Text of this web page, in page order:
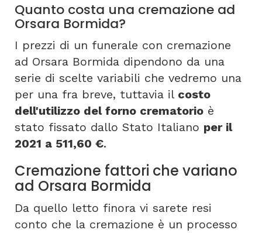
Quanto costa una cremazione ad
Orsara Bormida?
I prezzi di un funerale con cremazione
ad Orsara Bormida dipendono da una
serie di scelte variabili che vedremo una
per una fra breve, tuttavia il costo
dell'utilizzo del forno crematorio è
stato fissato dallo Stato Italiano per il
2021 a 511,60 €.
Cremazione fattori che variano
ad Orsara Bormida
Da quello letto finora vi sarete resi
conto che la cremazione è un processo